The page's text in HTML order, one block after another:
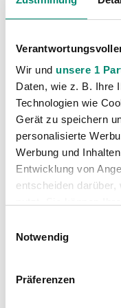
Wir und unsere 1
Daten, wie z. B. Ihre
Technologien wie
Gerät zu speichern
personalisierte
Werbung und
Entwicklung von
entscheiden
Trigger Symbol
Erfahren Sie mehr
verarbeitet werden,
Notwendig
Präferenzen
Kategorien
Akademie
Allgemeine News
Damen
Profis
Unkategorisiert